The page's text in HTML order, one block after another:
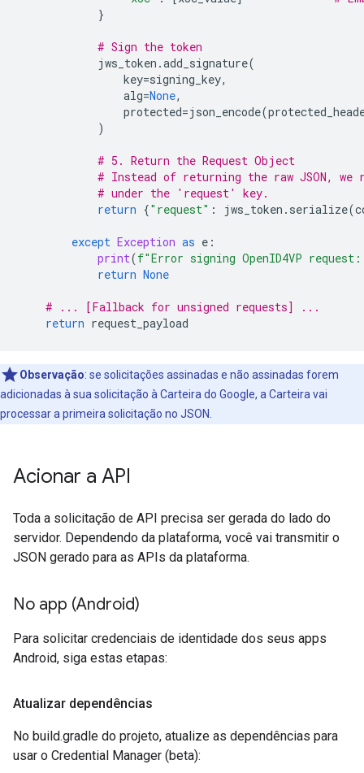
}
# Sign the token
jws_token .add_signature(
key=signing_key,
alg=None,
protected=json_encode(
)
# 5. Return the Request Object
# Instead of returning the raw JSON, we
# under the 'request' key.
return {"request" : jws_token . serialize(
except Exception as e :
print(f"Error signing OpenID4VP
return None
# ... [Fallback for unsigned requests] ...
return request_payload
Observação: se solicitações assinadas e não assinadas forem
adicionadas à sua solicitação à Carteira do Google, a Carteira vai
processar a primeira solicitação no JSON.
Acionar a API
Toda a solicitação de API precisa ser gerada do lado do
servidor. Dependendo da plataforma, você vai transmitir o
JSON gerado para as APIs da plataforma.
No app (Android)
Para solicitar credenciais de identidade dos seus apps
Android, siga estas etapas:
Atualizar dependências
No build.gradle do projeto, atualize as dependências para
usar o Credential Manager (beta):